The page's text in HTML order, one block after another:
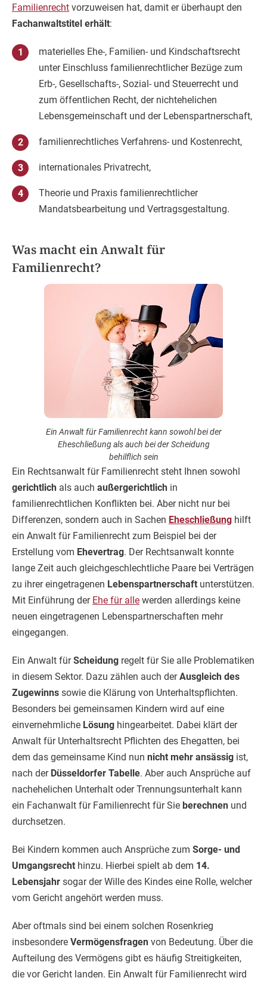
Familienrecht vorzuweisen hat, damit er überhaupt den
Fachanwaltstitel erhält:
materielles Ehe-, Familien- und Kindschaftsrecht
unter Einschluss familienrechtlicher Bezüge zum
Erb-, Gesellschafts-, Sozial- und Steuerrecht und
zum öffentlichen Recht, der nichtehelichen
Lebensgemeinschaft und der Lebenspartnerschaft,
familienrechtliches Verfahrens- und Kostenrecht,
internationales Privatrecht,
Theorie und Praxis familienrechtlicher
Mandatsbearbeitung und Vertragsgestaltung.
Was macht ein Anwalt für
Familienrecht?
Ein Anwalt für Familienrecht kann sowohl bei der
Eheschließung als auch bei der Scheidung
behilflich sein
Ein Rechtsanwalt für Familienrecht steht Ihnen sowohl
gerichtlich als auch außergerichtlich in
familienrechtlichen Konflikten bei. Aber nicht nur bei
Differenzen, sondern auch in Sachen Eheschließung hilft
ein Anwalt für Familienrecht zum Beispiel bei der
Erstellung vom Ehevertrag. Der Rechtsanwalt konnte
lange Zeit auch gleichgeschlechtliche Paare bei Verträgen
zu ihrer eingetragenen Lebenspartnerschaft unterstützen.
Mit Einführung der Ehe für alle werden allerdings keine
neuen eingetragenen Lebenspartnerschaften mehr
eingegangen.
Ein Anwalt fürScheidung regelt für Sie alle Problematiken
in diesem Sektor. Dazu zählen auch derAusgleich des
Zugewinns sowie die Klärung von Unterhaltspflichten.
Besonders bei gemeinsamen Kindern wird auf eine
einvernehmliche Lösung hingearbeitet. Dabei klärt der
Anwalt für Unterhaltsrecht Pflichten des Ehegatten, bei
dem das gemeinsame Kind nun nicht mehr ansässig ist,
nach der Düsseldorfer Tabelle. Aber auch Ansprüche auf
nachehelichen Unterhalt oder Trennungsunterhalt kann
ein Fachanwalt für Familienrecht für Sie berechnen und
durchsetzen.
Bei Kindern kommen auch Ansprüche zum Sorge- und
Umgangsrecht hinzu. Hierbei spielt ab dem 14.
Lebensjahr sogar der Wille des Kindes eine Rolle, welcher
vom Gericht angehört werden muss.
Aber oftmals sind bei einem solchen Rosenkrieg
insbesondere Vermögensfragen von Bedeutung. Über die
Aufteilung des Vermögens gibt es häufig Streitigkeiten,
die vor Gericht landen. Ein Anwalt für Familienrecht wird